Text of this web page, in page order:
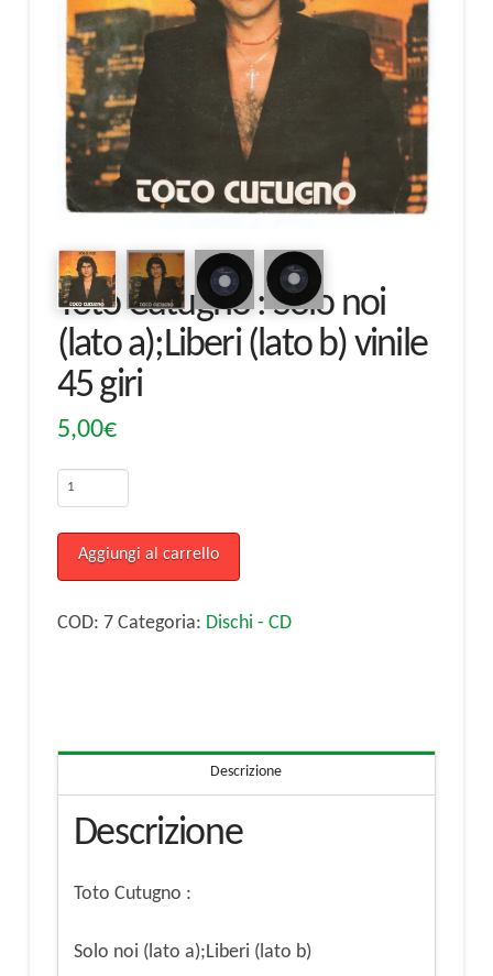
Toto Cutugno : Solo noi
(lato a);Liberi (lato b) vinile
45 giri
5,00€
Toto
Solo
noi
b)
giri
Aggiungi al carrello
COD: 7 Categoria: Dischi - CD
Descrizione
Descrizione
Toto Cutugno :
Solo noi (lato a);Liberi (lato b)